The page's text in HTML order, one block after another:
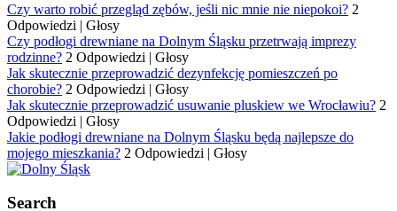
Czy warto robić przegląd zębów, jeśli nic mnie nie niepokoi? 2
Odpowiedzi | Głosy
Czy podłogi drewniane na Dolnym Śląsku przetrwają imprezy
rodzinne? 2 Odpowiedzi | Głosy
Jak skutecznie przeprowadzić dezynfekcję pomieszczeń po
chorobie? 2 Odpowiedzi | Głosy
Jak skutecznie przeprowadzić usuwanie pluskiew we Wrocławiu? 2
Odpowiedzi | Głosy
Jakie podłogi drewniane na Dolnym Śląsku będą najlepsze do
mojego mieszkania? 2 Odpowiedzi | Głosy
Search